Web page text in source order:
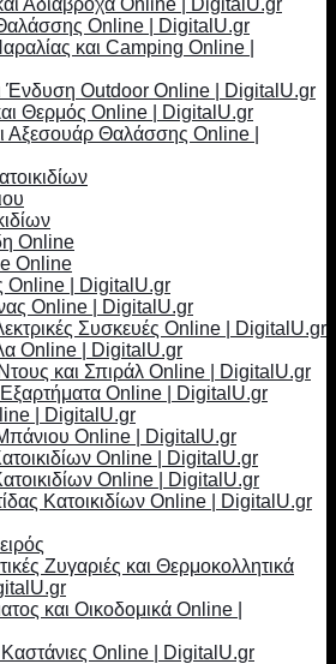
Αδιάβροχα Online | DigitalU.gr
Online | DigitalU.gr
και Camping Online |
Ένδυση Outdoor Online | DigitalU.gr
Θερμός Online | DigitalU.gr
Αξεσουάρ Θαλάσσης Online |
Online
Online
Online | DigitalU.gr
Online | DigitalU.gr
Συσκευές Online | DigitalU.gr
Online | DigitalU.gr
και Σπιράλ Online | DigitalU.gr
Online | DigitalU.gr
| DigitalU.gr
Online | DigitalU.gr
Online | DigitalU.gr
Online | DigitalU.gr
Κατοικιδίων Online | DigitalU.gr
Ζυγαριές και Θερμοκολλητικά
και Οικοδομικά Online |
Καστάνιες Online | DigitalU.gr